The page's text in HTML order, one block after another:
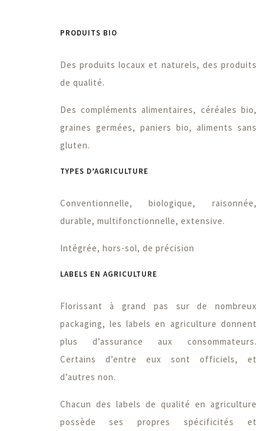
PRODUITS BIO
Des produits locaux et naturels, des produits
de qualité.
Des compléments alimentaires, céréales bio,
graines germées, paniers bio, aliments sans
gluten.
TYPES D’AGRICULTURE
Conventionnelle, biologique, raisonnée,
durable, multifonctionnelle, extensive.
Intégrée, hors-sol, de précision
LABELS EN AGRICULTURE
Florissant à grand pas sur de nombreux
packaging, les labels en agriculture donnent
plus d’assurance aux consommateurs.
Certains d’entre eux sont officiels, et
d’autres non.
Chacun des labels de qualité en agriculture
possède ses propres spécificités et